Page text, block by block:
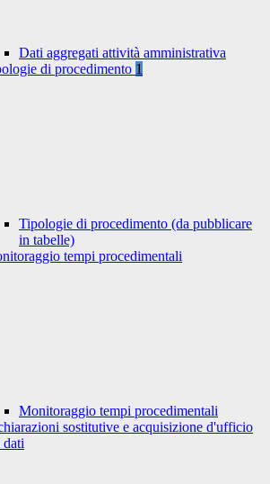
Dati aggregati attività amministrativa
di procedimento 1
Tipologie di procedimento (da pubblicare
in tabelle)
tempi procedimentali
Monitoraggio tempi procedimentali
sostitutive e acquisizione d'ufficio
dati